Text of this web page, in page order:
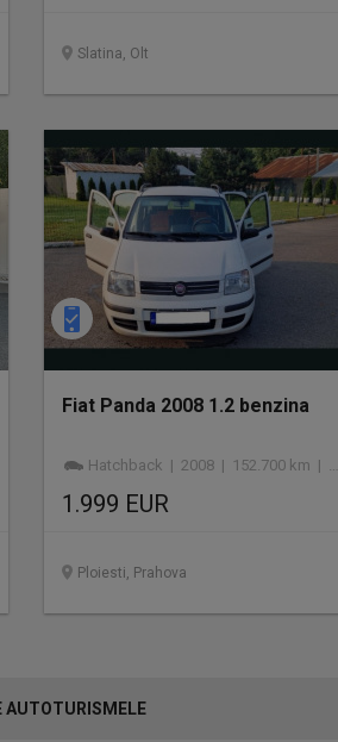
Slatina, Olt
Fiat Panda 2008 1.2 benzina
Hatchback | 2008 | 152.700 km | benzină
1.999 EUR
Ploiesti, Prahova
AUTOTURISMELE